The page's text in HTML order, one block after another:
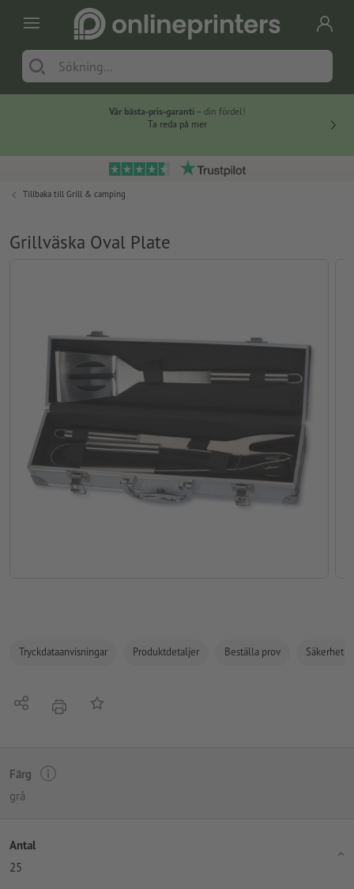
Vår bästa-pris-garanti – din fördel!
Ta reda på mer
Tillbaka till Grill & camping
Grillväska Oval Plate
Tryckdataanvisningar Produktdetaljer Beställa prov
Dela erbjudandePå anteckningslistan
Färg
grå
Antal
25